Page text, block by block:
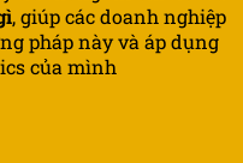
, giúp các doanh nghiệp
pháp này và áp dụng
của mình